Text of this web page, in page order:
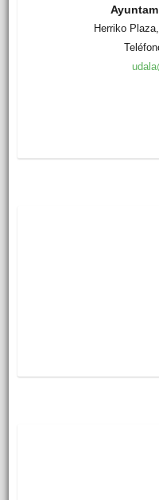
Herriko